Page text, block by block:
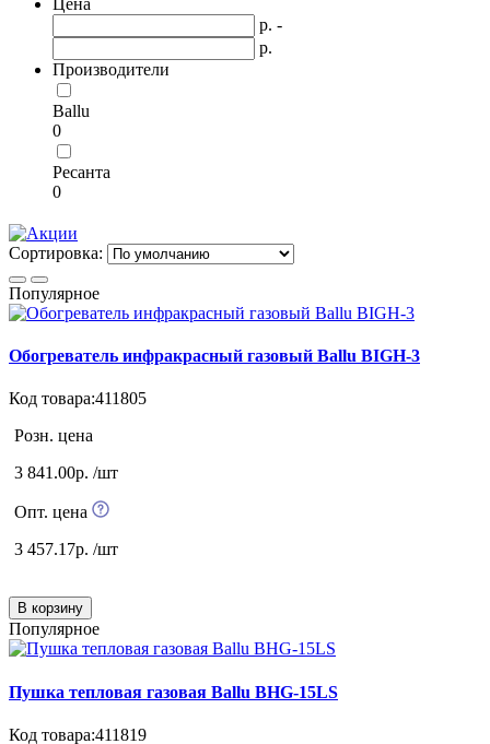
р. -
р.
Производители
Ballu
0
Ресанта
0
Сортировка:
Популярное
Обогреватель инфракрасный газовый Ballu BIGH-3
Код товара:411805
Розн. цена
3 841.00р. /шт
Опт. цена
3 457.17р. /шт
В корзину
Популярное
Пушка тепловая газовая Ballu BHG-15LS
Код товара:411819